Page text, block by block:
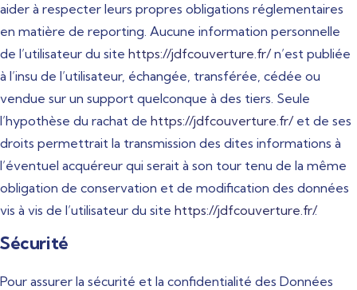
aider à respecter leurs propres obligations réglementaires
en matière de reporting. Aucune information personnelle
de l’utilisateur du site https://jdfcouverture.fr/n’est publiée
à l’insu de l’utilisateur, échangée, transférée, cédée ou
vendue sur un support quelconque à des tiers. Seule
l’hypothèse du rachat de https://jdfcouverture.fr/et de ses
droits permettrait la transmission des dites informations à
l’éventuel acquéreur qui serait à son tour tenu de la même
obligation de conservation et de modification des données
vis à vis de l’utilisateur du site https://jdfcouverture.fr/.
Sécurité
Pour assurer la sécurité et la confidentialité des Données